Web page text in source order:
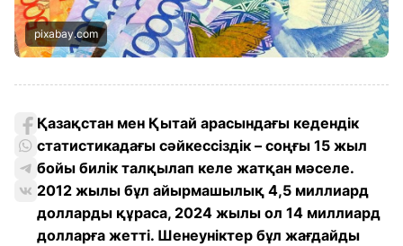
pixabay.com
Қазақстан мен Қытай арасындағы кедендік
статистикадағы сәйкессіздік – соңғы 15 жыл
бойы билік талқылап келе жатқан мәселе.
2012 жылы бұл айырмашылық 4,5 миллиард
долларды құраса, 2024 жылы ол 14 миллиард
долларға жетті. Шенеуніктер бұл жағдайды